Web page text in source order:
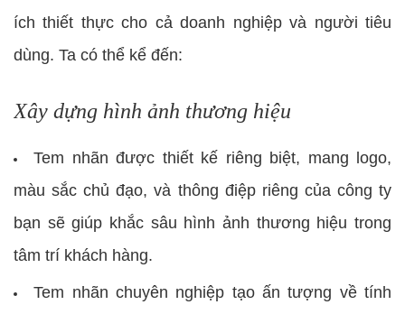
ích thiết thực cho cả doanh nghiệp và người tiêu
dùng. Ta có thể kể đến:
Xây dựng hình ảnh thương hiệu
Tem nhãn được thiết kế riêng biệt, mang logo,
màu sắc chủ đạo, và thông điệp riêng của công ty
bạn sẽ giúp khắc sâu hình ảnh thương hiệu trong
tâm trí khách hàng.
Tem nhãn chuyên nghiệp tạo ấn tượng về tính